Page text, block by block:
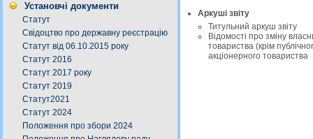
Установчі документи
Статут
Свідоцтво про державну реєстрацію
Статут від 06.10.2015 року
Статут 2016
Статут 2017 року
Статут 2019
Статут2021
Статут 2024
Положення про збори 2024
Аркуші звіту
Титульний аркуш звіту
Відомості про зміну
товариства (крім
акціонерного товариства